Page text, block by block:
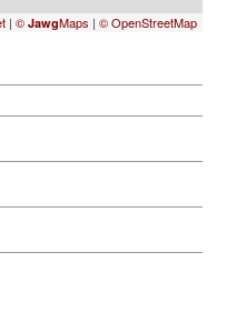
| © JawgMaps | © OpenStreetMap